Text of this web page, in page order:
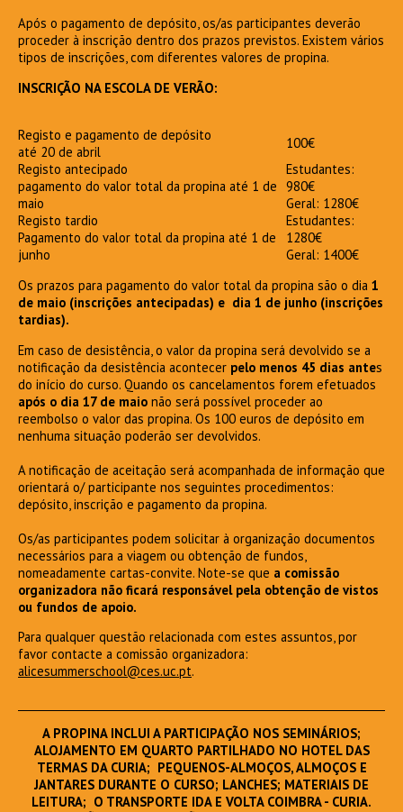
Após o pagamento de depósito, os/as participantes deverão
proceder à inscrição dentro dos prazos previstos. Existem vários
tipos de inscrições, com diferentes valores de propina.
INSCRIÇÃO NA ESCOLA DE VERÃO:
Registo e pagamento de depósito
até 20 de abril
100€
Registo antecipado
pagamento do valor total da propina até 1 de
maio
Estudantes:
980€
Geral: 1280€
Registo tardio
Pagamento do valor total da propina até 1 de
junho
Estudantes:
1280€
Geral: 1400€
Os prazos para pagamento do valor total da propina são o dia 1
de maio (inscrições antecipadas) e dia 1 de junho (inscrições
tardias).
Em caso de desistência, o valor da propina será devolvido se a
notificação da desistência acontecer pelo menos 45 dias antes
do início do curso. Quando os cancelamentos forem efetuados
após o dia 17 de maio não será possível proceder ao
reembolso o valor das propina. Os 100 euros de depósito em
nenhuma situação poderão ser devolvidos.
A notificação de aceitação será acompanhada de informação que
orientará o/ participante nos seguintes procedimentos:
depósito, inscrição e pagamento da propina.
Os/as participantes podem solicitar à organização documentos
necessários para a viagem ou obtenção de fundos,
nomeadamente cartas-convite. Note-se que a comissão
organizadora não ficará responsável pela obtenção de vistos
ou fundos de apoio.
Para qualquer questão relacionada com estes assuntos, por
favor contacte a comissão organizadora:
alicesummerschool@ces.uc.pt.
A PROPINA INCLUI A PARTICIPAÇÃO NOS SEMINÁRIOS;
ALOJAMENTO EM QUARTO PARTILHADO NO HOTEL DAS
TERMAS DA CURIA; PEQUENOS-ALMOÇOS, ALMOÇOS E
JANTARES DURANTE O CURSO; LANCHES; MATERIAIS DE
LEITURA; O TRANSPORTE IDA E VOLTA COIMBRA - CURIA.